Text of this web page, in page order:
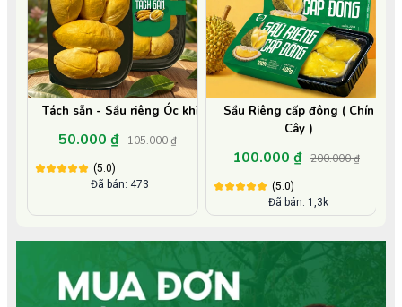
Tách sẵn - Sầu riêng Óc khỉ
50.000 ₫ 105.000 ₫
(5.0)
Đã bán: 473
Sầu Riêng cấp đông ( Chín
Cây )
100.000 ₫ 200.000 ₫
(5.0)
Đã bán: 1,3k